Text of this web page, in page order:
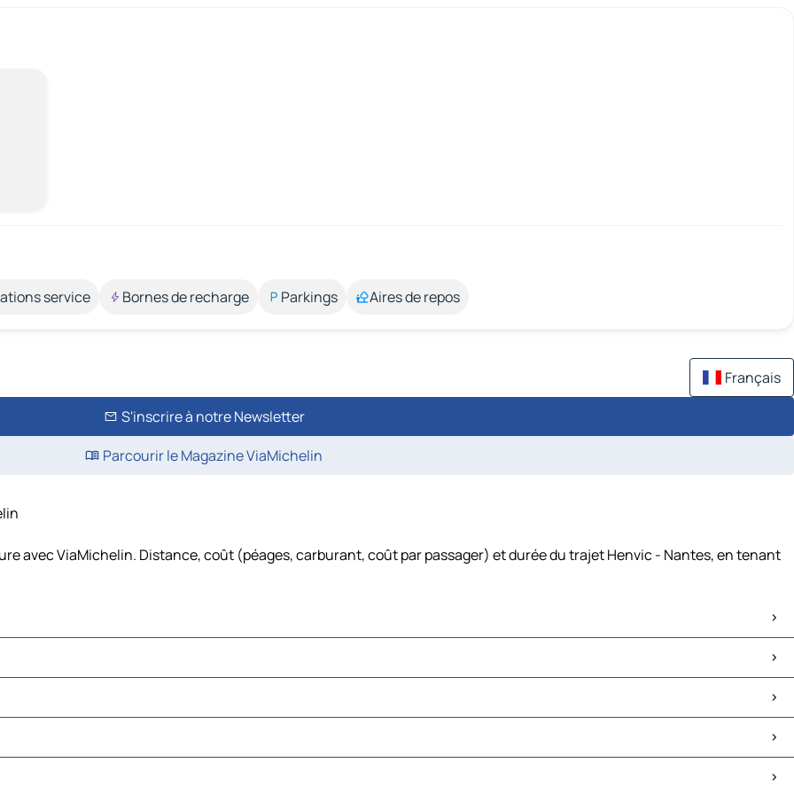
service Bornes de recharge Parkings Aires de repos
Français
S'inscrire à notre Newsletter
Parcourir le Magazine ViaMichelin
avec ViaMichelin. Distance, coût (péages, carburant, coût par passager) et durée du trajet Henvic - Nantes, en tenant